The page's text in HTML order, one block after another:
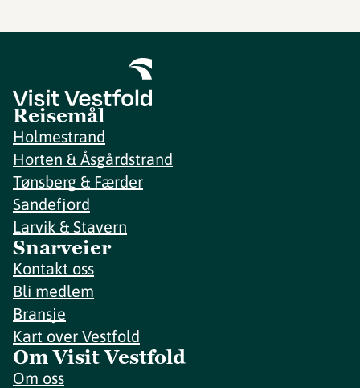
Reisemål
Holmestrand
Horten & Åsgårdstrand
Tønsberg & Færder
Sandefjord
Larvik & Stavern
Snarveier
Kontakt oss
Bli medlem
Bransje
Kart over Vestfold
Om Visit Vestfold
Om oss